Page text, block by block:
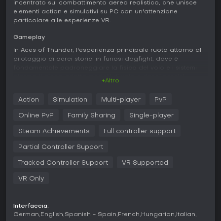
incentrato sul combattimento aereo realistico, che unisce
elementi action e simulativi su PC con un'attenzione
particolare alle esperienze VR.
Gameplay
In Aces of Thunder, l'esperienza principale ruota attorno al
pilotaggio di aerei storici in furiosi dogfight, dove è
cockpit, gestendo comandi come leve del gas e stick, con
pieno supporto per hardware HOTAS. La modalità VR eleva
cockpit tramite controller manuali, mentre l'opzione schermo
combattimenti, si tratta di superare gli avversari in manovra,
ambientali su mappe diverse. Un'area hangar permette di
esaminare gli aerei da vicino tra una sessione e l'altra,
arricchendo la fase di preparazione.
comportamento di ogni velivolo, come le differenze di
handling tra un P-51 Mustang e un Bf 109. I danni influenzano
+Altro
Action Simulation Multi-player PvP
Online PvP Family Sharing Single-player
Steam Achievements Full controller support
Partial Controller Support
Tracked Controller Support VR Supported
VR Only
Interfaccia:
German English Spanish - Spain French Hungarian Italian